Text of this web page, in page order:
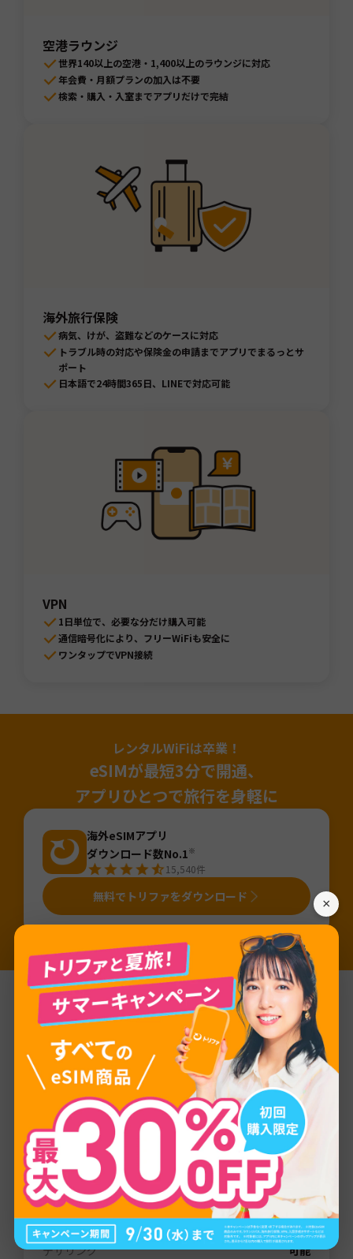
空港ラウンジ
世界140以上の空港・1,400以上のラウンジに対応
年会費・月額プランの加入は不要
検索・購入・入室までアプリだけで完結
海外旅行保険
病気、けが、盗難などのケースに対応
トラブル時の対応や保険金の申請までアプリでまるっとサ
ポート
日本語で24時間365日、LINEで対応可能
VPN
1日単位で、必要な分だけ購入可能
通信暗号化により、フリーWiFiも安全に
ワンタップでVPN接続
レンタルWiFiは卒業！
eSIMが最短3分で開通、
アプリひとつで旅行を身軽に
海外eSIMアプリ
ダウンロード数No.1※
15,540件
無料でトリファをダウンロード
※国内「旅行用eSIMアプリ」のDL数（2025年4月～2026年3月・iOS&Android合算値・AppTweak調べ）。「旅行」カテゴリから旅行用eSIMアプ
リ（アプリ名か説明に「eSIM」が含まれるアプリ）を当社にて抽出しDL数を算出。
基本情報
ネットワーク Flow
プロバイダー LTE
通信量 1GB/ 3GB /5GB 10GB/15GB 20GB/30GB/
80GB
有効期間 3日間 7日間 / 15日間/31日間 /60日間
電話番号（SMS） なし
デザリング 可能
×